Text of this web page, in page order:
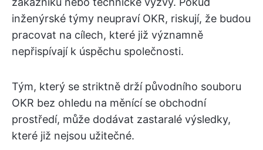
inženýrské týmy neupraví OKR, riskují, že budou
pracovat na cílech, které již významně
nepřispívají k úspěchu společnosti.
Tým, který se striktně drží původního souboru
OKR bez ohledu na měnící se obchodní
prostředí, může dodávat zastaralé výsledky,
které již nejsou užitečné.